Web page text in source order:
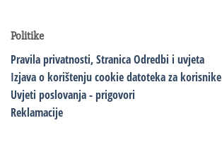
Politike
Pravila privatnosti,Stranica Odredbi i uvjeta
Izjava o korištenju cookie datoteka za korisnike
Uvjeti poslovanja - prigovori
Reklamacije